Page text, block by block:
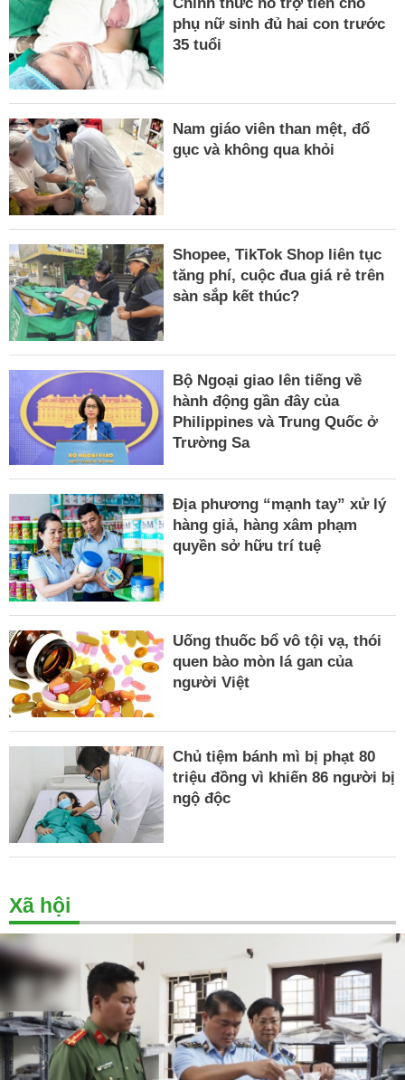
phụ nữ sinh đủ hai con trước
35 tuổi
Nam giáo viên than mệt, đổ
gục và không qua khỏi
Shopee, TikTok Shop liên tục
tăng phí, cuộc đua giá rẻ trên
sàn sắp kết thúc?
Bộ Ngoại giao lên tiếng về
hành động gần đây của
Philippines và Trung Quốc ở
Trường Sa
Địa phương “mạnh tay” xử lý
hàng giả, hàng xâm phạm
quyền sở hữu trí tuệ
Uống thuốc bổ vô tội vạ, thói
quen bào mòn lá gan của
người Việt
Chủ tiệm bánh mì bị phạt 80
triệu đồng vì khiến 86 người bị
ngộ độc
Xã hội